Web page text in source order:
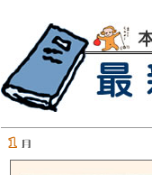
本の雑誌社の最新刊